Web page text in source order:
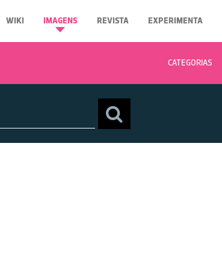
WIKI IMAGENS REVISTA EXPERIMENTA
CATEGORIAS